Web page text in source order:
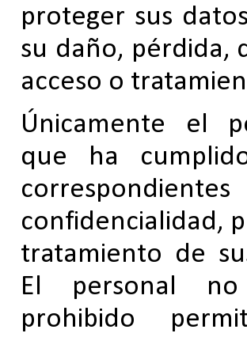
proteger sus
su daño, pérdida,
acceso o
Únicamente el
que ha
confidencialidad,
tratamiento de
El personal
prohibido